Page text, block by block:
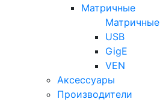
Матричные
Матричные
USB
GigE
VEN
Аксессуары
Производители